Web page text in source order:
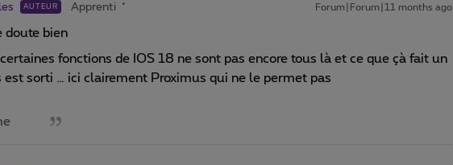
AUTEUR Apprenti Forum|Forum|11 months ago
doute bien
fonctions de IOS 18 ne sont pas encore tous là et ce que çà fait un
est sorti … ici clairement Proximus qui ne le permet pas